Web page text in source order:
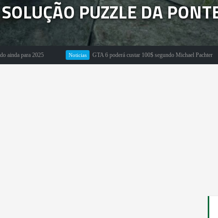
PUZZLE DA
Noticias GTA 6 poderá custar 100$ segundo Michael Pachter Em